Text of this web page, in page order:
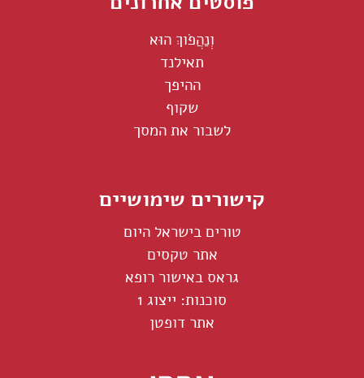
וְנַהֲפֹוךְ הוּא
תאילנד
ההיפך
שקוף
לשבור את המסך
קישורים שימושיים
טורים בישראל היום
אתר טקסים
גראס באישור רופא
סוכנות: ייצוג 1
אתר דופטן